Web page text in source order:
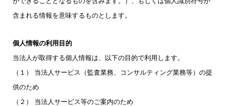
含まれる情報を意味するものとします。
個人情報の利用目的
当法人が取得する個人情報は、以下の目的で利用します。
（１） 当法人サービス（監査業務、コンサルティング業務等）の提
供のため
（２） 当法人サービス等のご案内のため